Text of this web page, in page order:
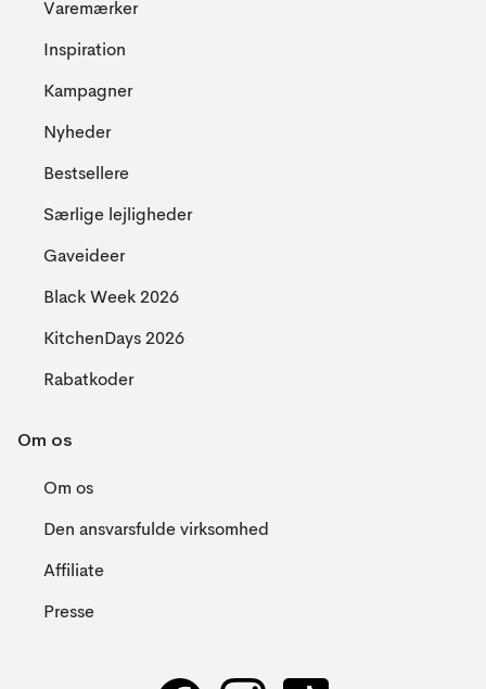
Varemærker
Inspiration
Kampagner
Nyheder
Bestsellere
Særlige lejligheder
Gaveideer
Black Week 2026
KitchenDays 2026
Rabatkoder
Om os
Om os
Den ansvarsfulde virksomhed
Affiliate
Presse